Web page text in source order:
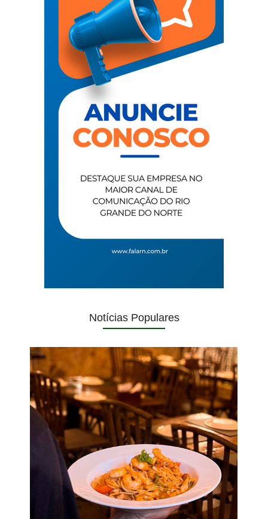
Notícias Populares